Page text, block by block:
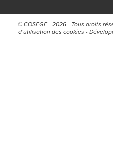
© COSEGE - 2026 - Tous droits
d’utilisation des cookies -